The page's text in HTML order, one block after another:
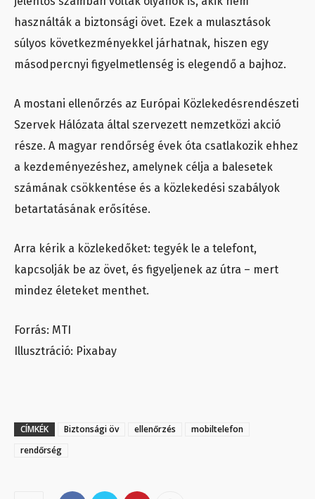
használták a biztonsági övet. Ezek a mulasztások
súlyos következményekkel járhatnak, hiszen egy
másodpercnyi figyelmetlenség is elegendő a bajhoz.
A mostani ellenőrzés az Európai Közlekedésrendészeti
Szervek Hálózata által szervezett nemzetközi akció
része. A magyar rendőrség évek óta csatlakozik ehhez
a kezdeményezéshez, amelynek célja a balesetek
számának csökkentése és a közlekedési szabályok
betartatásának erősítése.
Arra kérik a közlekedőket: tegyék le a telefont,
kapcsolják be az övet, és figyeljenek az útra – mert
mindez életeket menthet.
Forrás: MTI
Illusztráció: Pixabay
CÍMKÉK Biztonsági öv ellenőrzés
mobiltelefon
rendőrség